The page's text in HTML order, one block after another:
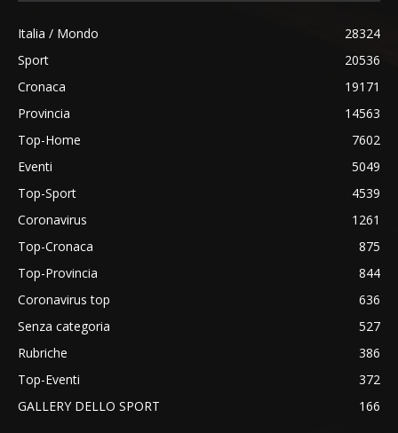
Italia / Mondo
28324
Sport
20536
Cronaca
19171
Provincia
14563
Top-Home
7602
Eventi
5049
Top-Sport
4539
Coronavirus
1261
Top-Cronaca
875
Top-Provincia
844
Coronavirus top
636
Senza categoria
527
Rubriche
386
Top-Eventi
372
GALLERY DELLO SPORT
166